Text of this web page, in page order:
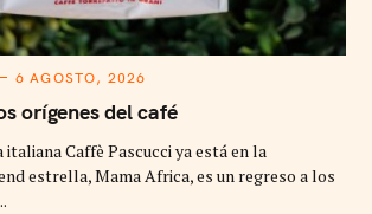
6 AGOSTO, 2026
orígenes del café
Caffè Pascucci ya está en la
estrella, Mama Africa, es un regreso a los